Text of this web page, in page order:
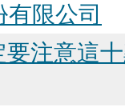
限公司
注意這